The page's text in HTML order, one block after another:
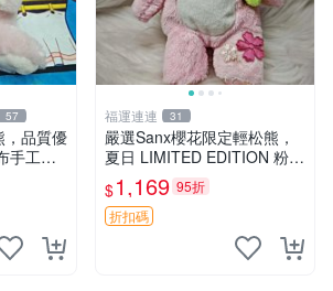
57
，品質優
手工安
寶貝
孩子設
老布
童
福運連連 31
嚴選Sanx櫻花限定輕松熊，
夏日 LIMITED EDITION 粉色
毛絨熊，背有拉鏈設計，肚內
填充豆袋，精致工藝呈現，狀
態如新，適合收藏與送人 櫻
$1,169 95折
折扣碼